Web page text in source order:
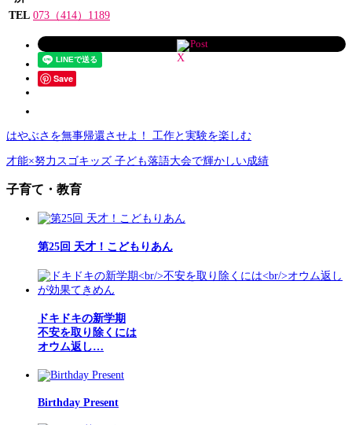
TEL 073（414）1189
Post
Save
はやぶさを無事帰還させよ！ 工作と実験を楽しむ
才能×努力スゴキッズ 子ども落語大会で輝かしい成績
子育て・教育
第25回 天才！こどもりあん
ドキドキの新学期
不安を取り除くには
オウム返し…
Birthday Present